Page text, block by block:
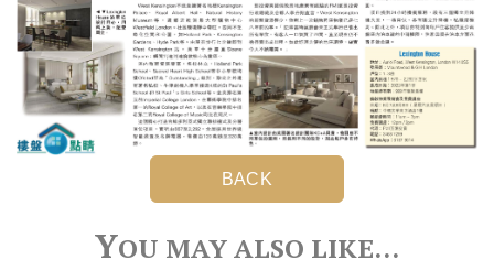
BACK
YOU MAY ALSO LIKE…